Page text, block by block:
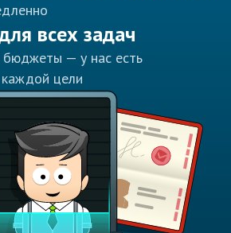
всех задач
— у нас есть
цели